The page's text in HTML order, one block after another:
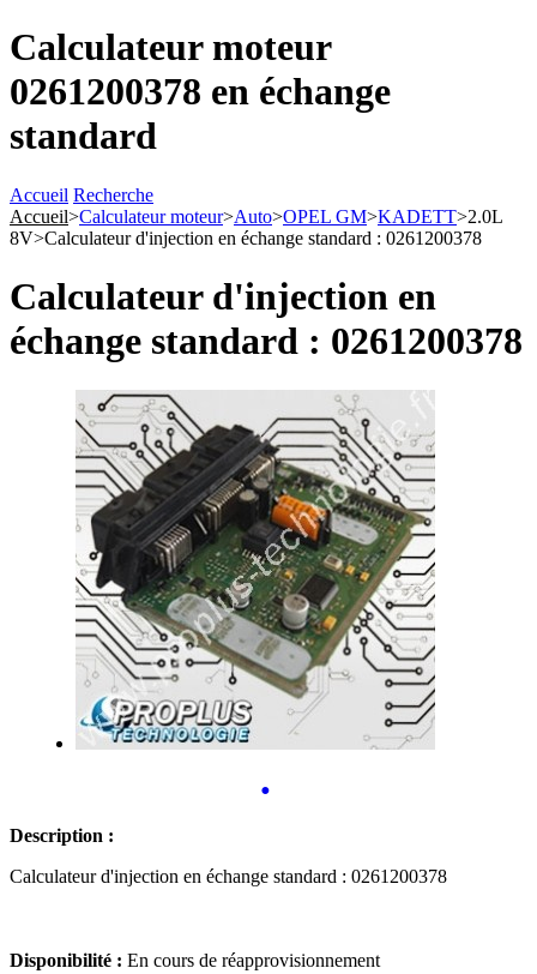
Calculateur moteur
0261200378 en échange
standard
Accueil Recherche
Accueil>Calculateur moteur>Auto>OPEL GM>KADETT>2.0L
8V>Calculateur d'injection en échange standard : 0261200378
Calculateur d'injection en
échange standard : 0261200378
•
Description :
Calculateur d'injection en échange standard : 0261200378
Disponibilité : En cours de réapprovisionnement